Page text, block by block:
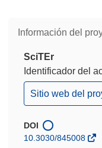
Información del
SciTEr
Identificador del
(se
abrirá
una
nueva
Sitio web del
DOI
10.3030/845008